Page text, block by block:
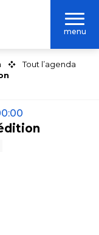
menu
Tout l’agenda